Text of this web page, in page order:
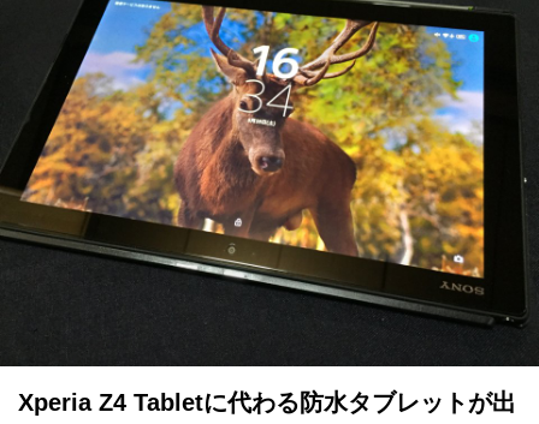
Xperia Z4 Tabletに代わる防水タブレットが出